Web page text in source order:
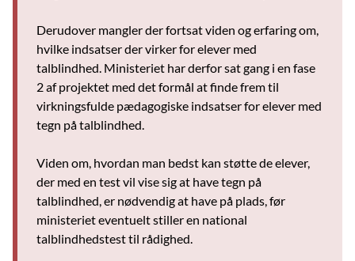
Derudover mangler der fortsat viden og erfaring om,
hvilke indsatser der virker for elever med
talblindhed. Ministeriet har derfor sat gang i en fase
2 af projektet med det formål at finde frem til
virkningsfulde pædagogiske indsatser for elever med
tegn på talblindhed.
Viden om, hvordan man bedst kan støtte de elever,
der med en test vil vise sig at have tegn på
talblindhed, er nødvendig at have på plads, før
ministeriet eventuelt stiller en national
talblindhedstest til rådighed.